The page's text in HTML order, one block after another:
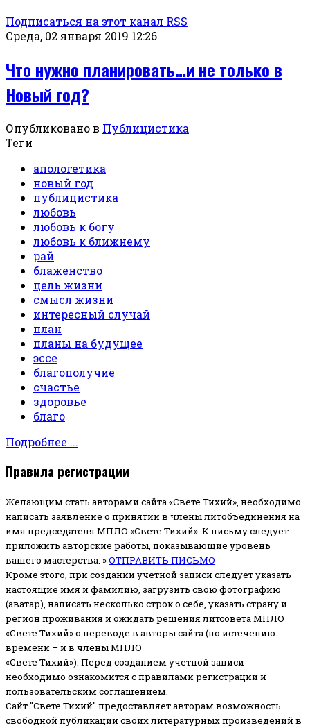
Подписаться на этот канал RSS
Среда, 02 января 2019 12:26
Что нужно планировать…и не только в
Новый год?
Опубликовано в Публицистика
Теги
апологетика
новый год
публицистика
любовь
любовь к богу
любовь к ближнему
рай
блаженство
цель жизни
смысл жизни
интересный случай
план
планы на будущее
эссе
благополучие
счастье
здоровье
благо
Подробнее ...
Правила регистрации
Желающим стать авторами сайта «Свете Тихий», необходимо
написать заявление о принятии в члены литобъединения на
имя председателя МПЛО «Свете Тихий». К письму следует
приложить авторские работы, показывающие уровень
вашего мастерства. »ОТПРАВИТЬ ПИСЬМО
Кроме этого, при создании учетной записи следует указать
настоящие имя и фамилию, загрузить свою фотографию
(аватар), написать несколько строк о себе, указать страну и
регион проживания и ожидать решения литсовета МПЛО
«Свете Тихий» о переводе в авторы сайта (по истечению
времени – и в члены МПЛО
«Свете Тихий»). Перед созданием учётной записи
необходимо ознакомится с правилами регистрации и
пользовательским соглашением.
Сайт "Свете Тихий" предоставляет авторам возможность
свободной публикации своих литературных произведений в